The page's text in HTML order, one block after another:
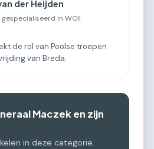
der Heijden
in WOII
de rol van Poolse troepen
van Breda.
Maczek en zijn
in deze categorie.